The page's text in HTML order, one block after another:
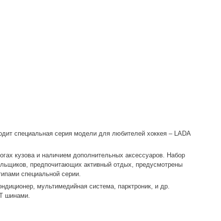
специальная серия модели для любителей хоккея – LADA
кузова и наличием дополнительных аксессуаров. Набор
предпочитающих активный отдых, предусмотрены
специальной серии.
мультимедийная система, парктроник, и др.
шинами.